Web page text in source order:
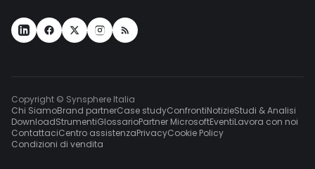
Copyright © Synsphere Italia
Chi SiamoBrand partnerCase studyConfrontiNotizieStudi & Analisi
DownloadStrumentiGlossarioPartner MicrosoftEventiLavora con noi
ContattaciCentro assistenzaPrivacyCookie Policy
Condizioni di vendita